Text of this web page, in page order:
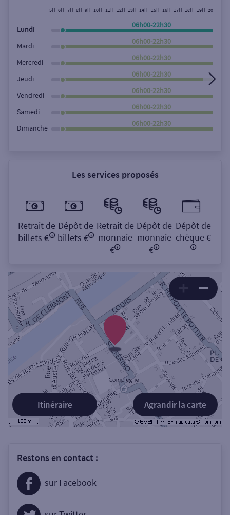
Rue
Rechercher
5H 6H 7H 8H 9H 10H 11H 12H 13H 14H 15H 16H 17H 18H 19H 20H
Lundi
06h00-22h30
Mardi
06h00-22h30
Mercredi
06h00-22h30
Jeudi
06h00-22h30
Vendredi
06h00-22h30
Samedi
06h00-22h30
Dimanche
06h00-22h30
Les services proposés
Retrait de
billets €
Dépôt de
billets €
Retrait de
monnaie
€
Dépôt de
monnaie
€
Dépôt de
chèque €
Agrandir la carte
Itinéraire
Restons en contact :
sur Facebook